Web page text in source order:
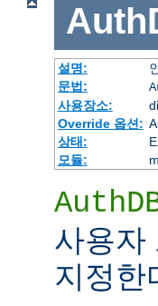
설명:
문법:
사용장소:
Override 옵션:
상태:
모듈:
사용자
지정한